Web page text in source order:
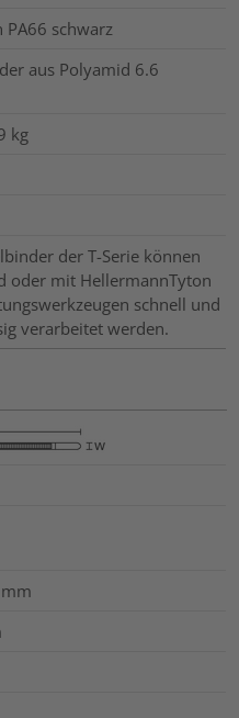
PA66 schwarz
aus Polyamid 6.6
kg
der T-Serie können
oder mit HellermannTyton
schnell und
verarbeitet werden.
mm